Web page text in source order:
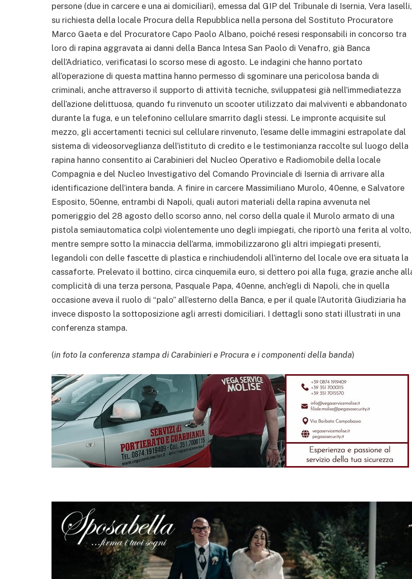
persone (due in carcere e una ai domiciliari), emessa dal GIP del Tribunale di Isernia, Vera Iaselli,
su richiesta della locale Procura della Repubblica nella persona del Sostituto Procuratore
Marco Gaeta e del Procuratore Capo Paolo Albano, poiché resesi responsabili in concorso tra
loro di rapina aggravata ai danni della Banca Intesa San Paolo di Venafro, già Banca
dell’Adriatico, verificatasi lo scorso mese di agosto. Le indagini che hanno portato
all’operazione di questa mattina hanno permesso di sgominare una pericolosa banda di
criminali, anche attraverso il supporto di attività tecniche, sviluppatesi già nell’immediatezza
dell’azione delittuosa, quando fu rinvenuto un scooter utilizzato dai malviventi e abbandonato
durante la fuga, e un telefonino cellulare smarrito dagli stessi. Le impronte acquisite sul
mezzo, gli accertamenti tecnici sul cellulare rinvenuto, l’esame delle immagini estrapolate dal
sistema di videosorveglianza dell’istituto di credito e le testimonianza raccolte sul luogo della
rapina hanno consentito ai Carabinieri del Nucleo Operativo e Radiomobile della locale
Compagnia e del Nucleo Investigativo del Comando Provinciale di Isernia di arrivare alla
identificazione dell’intera banda. A finire in carcere Massimiliano Murolo, 40enne, e Salvatore
Esposito, 50enne, entrambi di Napoli, quali autori materiali della rapina avvenuta nel
pomeriggio del 28 agosto dello scorso anno, nel corso della quale il Murolo armato di una
pistola semiautomatica colpì violentemente uno degli impiegati, che riportò una ferita al volto,
mentre sempre sotto la minaccia dell’arma, immobilizzarono gli altri impiegati presenti,
legandoli con delle fascette di plastica e rinchiudendoli all’interno del locale ove era situata la
cassaforte. Prelevato il bottino, circa cinquemila euro, si dettero poi alla fuga, grazie anche
complicità di una terza persona, Pasquale Papa, 40enne, anch’egli di Napoli, che in quella
occasione aveva il ruolo di “palo” all’esterno della Banca, e per il quale l’Autorità Giudiziaria ha
invece disposto la sottoposizione agli arresti domiciliari. I dettagli sono stati illustrati in una
conferenza stampa.
(in foto la conferenza stampa di Carabinieri e Procura e i componenti della banda)